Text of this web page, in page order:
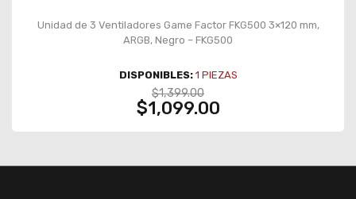
Unidad de 3 Ventiladores Game Factor FKG500 3×120 mm,
ARGB, Negro – FKG500
DISPONIBLES: 1 PIEZAS
$1,399.00
$1,099.00